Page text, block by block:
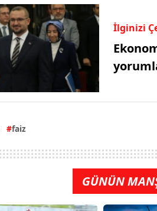
İlginizi
faiz
GÜNÜN